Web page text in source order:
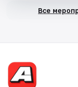
Все